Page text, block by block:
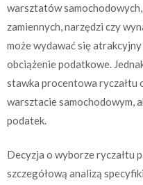
warsztatów
zamiennych, narzędzi czy
może wydawać się
obciążenie podatkowe.
stawka procentowa ryczałtu
warsztacie samochodowym,
podatek.
Decyzja o wyborze ryczałtu
szczegółową analizą